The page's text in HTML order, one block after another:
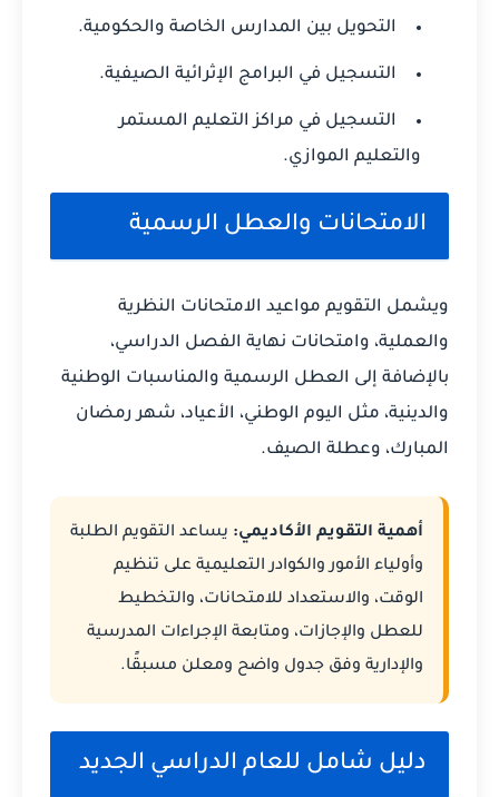
التحويل بين المدارس الخاصة والحكومية.
التسجيل في البرامج الإثرائية الصيفية.
التسجيل في مراكز التعليم المستمر
والتعليم الموازي.
الامتحانات والعطل الرسمية
ويشمل التقويم مواعيد الامتحانات النظرية
والعملية، وامتحانات نهاية الفصل الدراسي،
بالإضافة إلى العطل الرسمية والمناسبات الوطنية
والدينية، مثل اليوم الوطني، الأعياد، شهر رمضان
المبارك، وعطلة الصيف.
أهمية التقويم الأكاديمي: يساعد التقويم الطلبة
وأولياء الأمور والكوادر التعليمية على تنظيم
الوقت، والاستعداد للامتحانات، والتخطيط
للعطل والإجازات، ومتابعة الإجراءات المدرسية
والإدارية وفق جدول واضح ومعلن مسبقًا.
دليل شامل للعام الدراسي الجديد